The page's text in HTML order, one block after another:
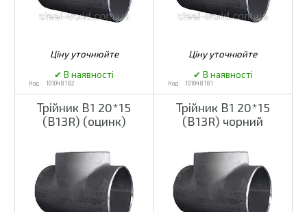
101048182 101048181
Трійник В1 20*15
(В13R) (оцинк)
Трійник В1 20*15
(В13R) чорний